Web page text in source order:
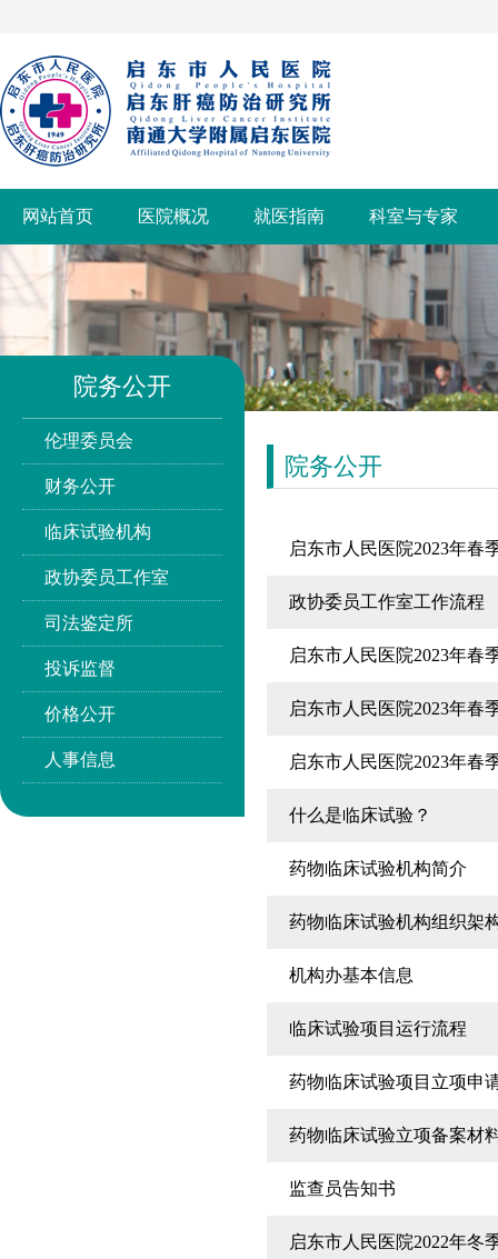
网站首页 医院概况 就医指南 科室与专家
院务公开
伦理委员会
财务公开
临床试验机构
政协委员工作室
司法鉴定所
投诉监督
价格公开
人事信息
院务公开
启东市人民医院2023年春
政协委员工作室工作流程
启东市人民医院2023年春
启东市人民医院2023年春
启东市人民医院2023年春
什么是临床试验？
药物临床试验机构简介
药物临床试验机构组织架
机构办基本信息
临床试验项目运行流程
药物临床试验项目立项申
药物临床试验立项备案材
监查员告知书
启东市人民医院2022年冬